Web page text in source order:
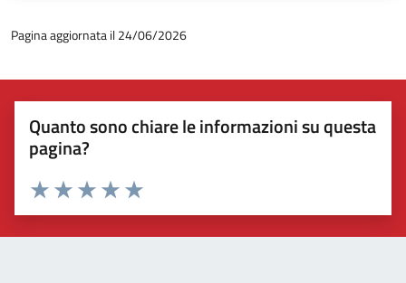
Pagina aggiornata il 24/06/2026
Quanto sono chiare le informazioni su questa
pagina?
Valuta 5 stelle su 5
Valuta 4 stelle su 5
Valuta 3 stelle su 5
Valuta 2 stelle su 5
Valuta 1 stelle su 5